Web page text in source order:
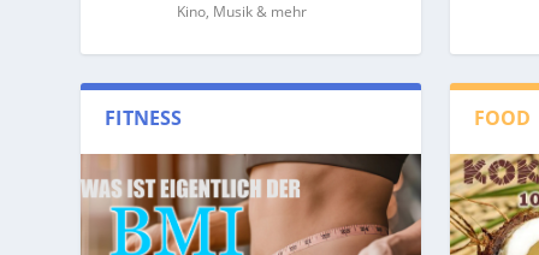
Kino, Musik & mehr
FITNESS FOOD